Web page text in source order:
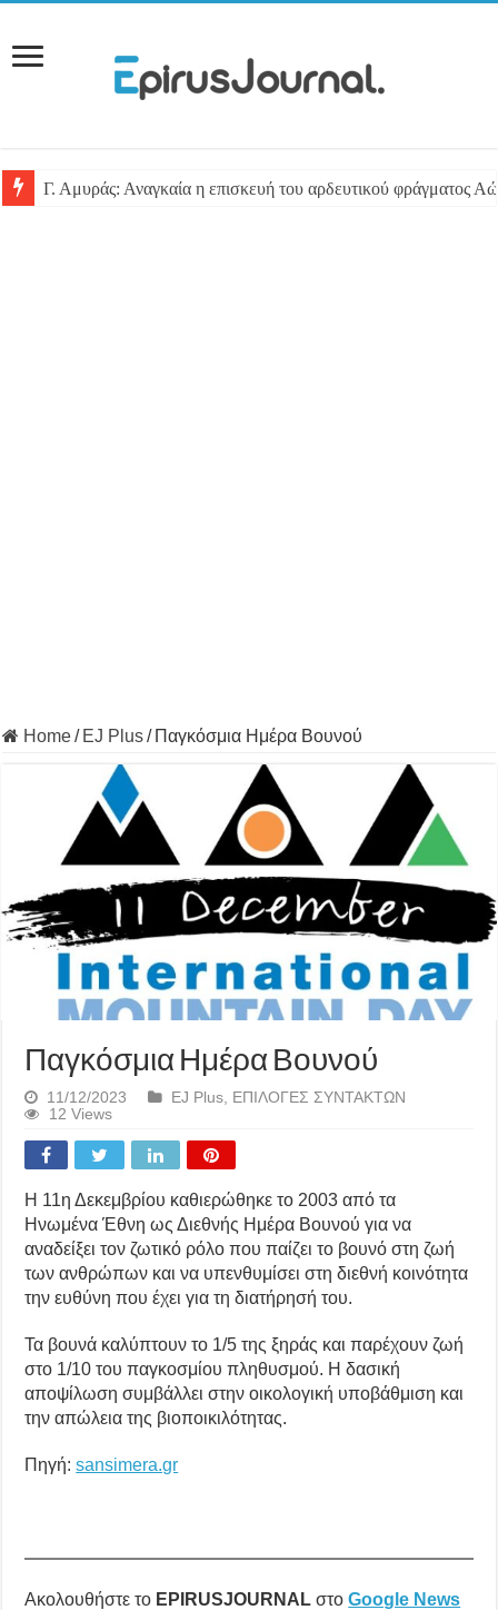
Γ. Αμυράς: Αναγκαία η επισκευή του αρδευτικού φράγματος
Home/ EJ Plus/ Παγκόσμια Ημέρα Βουνού
Παγκόσμια Ημέρα Βουνού
11/12/2023 EJ Plus ΕΠΙΛΟΓΕΣ ΣΥΝΤΑΚΤΩΝ
12 Views
Η 11η Δεκεμβρίου καθιερώθηκε το 2003 από τα
Ηνωμένα Έθνη ως Διεθνής Ημέρα Βουνού για να
αναδείξει τον ζωτικό ρόλο που παίζει το βουνό στη ζωή
των ανθρώπων και να υπενθυμίσει στη διεθνή κοινότητα
την ευθύνη που έχει για τη διατήρησή του.
Τα βουνά καλύπτουν το 1/5 της ξηράς και παρέχουν ζωή
στο 1/10 του παγκοσμίου πληθυσμού. Η δασική
αποψίλωση συμβάλλει στην οικολογική υποβάθμιση και
την απώλεια της βιοποικιλότητας.
Πηγή:sansimera.gr
Ακολουθήστε το EPIRUSJOURNAL στοGoogle News